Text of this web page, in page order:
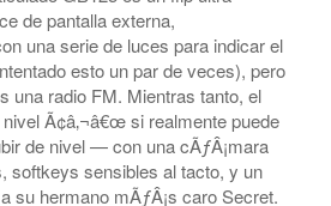
de pantalla externa,
una serie de luces para indicar el
esto un par de veces), pero
una radio FM. Mientras tanto, el
Ã¢â‚¬â€œ si realmente puede
de nivel — con una cÃƒÂ¡mara
softkeys sensibles al tacto, y un
su hermano mÃƒÂ¡s caro Secret.